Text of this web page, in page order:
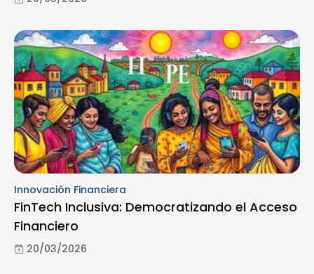
Innovación Financiera
FinTech Inclusiva: Democratizando el Acceso
Financiero
20/03/2026